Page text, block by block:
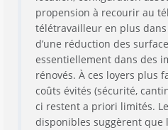
propension à recourir au
télétravailleur en plus dans
d’une réduction des
essentiellement dans des
rénovés. À ces loyers plus
coûts évités (sécurité,
ci restent a priori limités.
disponibles suggèrent que